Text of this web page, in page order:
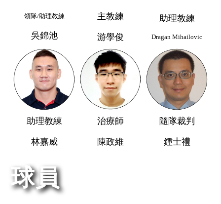
領隊/助理教練
吳錦池
主教練
游學俊
助理教練
Dragan Mihailovic
助理教練
林嘉威
治療師
陳政維
隨隊裁判
鍾士禮
球員